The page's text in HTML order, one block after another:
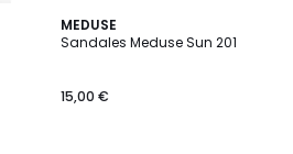
MEDUSE
Sandales Meduse Sun 201
15,00 €
5
/